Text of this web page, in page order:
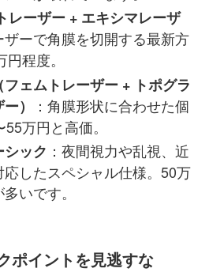
レーザー + エキシマレーザ
ザーで角膜を切開する最新方
程度。
ェムトレーザー + トポグラ
）
：角膜形状に合わせた個
万円と高価。
ック ：夜間視力や乱視、近
したスペシャル仕様。50万
いです。
ポイントを見逃すな